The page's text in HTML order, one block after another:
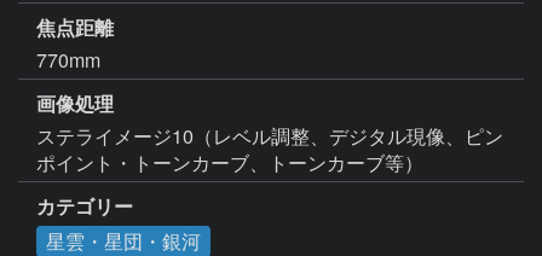
焦点距離
770mm
画像処理
ステライメージ10（レベル調整、デジタル現像、ピン
ポイント・トーンカーブ、トーンカーブ等）
カテゴリー
星雲・星団・銀河